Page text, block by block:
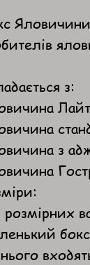
з:
Лайт
з
бокс